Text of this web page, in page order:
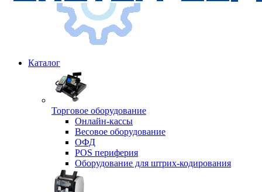
Каталог
Торговое оборудование
Онлайн-кассы
Весовое оборудование
ОФД
POS периферия
Оборудование для штрих-кодирования